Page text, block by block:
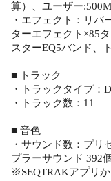
算）、ユーザー
・エフェクト：リバ
ターエフェクト×85
スターEQ5バンド、
■ トラック
・トラックタイプ：
・トラック数：11
■ 音色
・サウンド数：プリ
プラーサウンド 392個
※SEQTRAKアプリ